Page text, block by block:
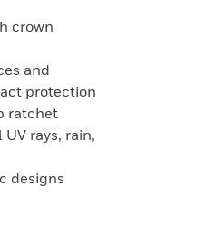
crown
and
protection
ratchet
rays, rain,
designs